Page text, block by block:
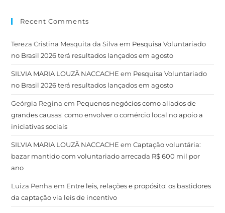
Recent Comments
Tereza Cristina Mesquita da Silva em Pesquisa Voluntariado
no Brasil 2026 terá resultados lançados em agosto
SILVIA MARIA LOUZÃ NACCACHE em Pesquisa Voluntariado
no Brasil 2026 terá resultados lançados em agosto
Geórgia Regina em Pequenos negócios como aliados de
grandes causas: como envolver o comércio local no apoio a
iniciativas sociais
SILVIA MARIA LOUZÃ NACCACHE emCaptação voluntária:
bazar mantido com voluntariado arrecada R$ 600 mil por
ano
Luiza Penha em Entre leis, relações e propósito: os bastidores
da captação via leis de incentivo